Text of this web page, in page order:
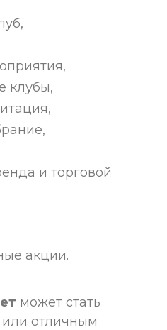
клубы,
и торговой
акции.
может стать
отличным